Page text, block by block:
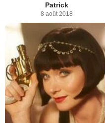
Patrick
8 août 2018